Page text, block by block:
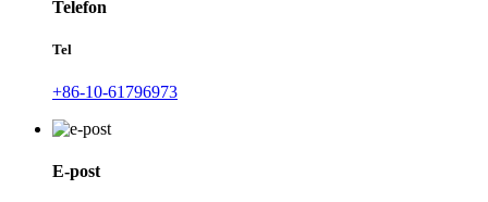
Telefon
Tel
+86-10-61796973
E-post